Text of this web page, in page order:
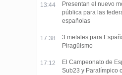
13:44
Presentan el nuevo
pública para las
españolas
17:38
3 metales para
Piragüismo
17:12
El Campeonato de
Sub23 y Paralímpico